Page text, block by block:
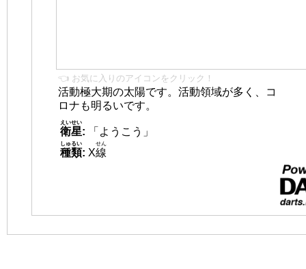
👈 お気に入りのアイコンをクリック！
活動極大期の太陽です。活動領域が多く、コ
ロナも明るいです。
衛星
えいせい
:
「ようこう」
種類
しゅるい
: X線
せん